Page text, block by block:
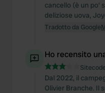
cancello (è un po'
deliziose uova,
Tradotto da Google
Ho recensito
Dal 2022, il
Olivier Branche. Il